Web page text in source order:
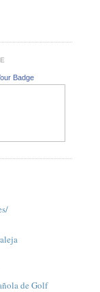
Badge
de Golf